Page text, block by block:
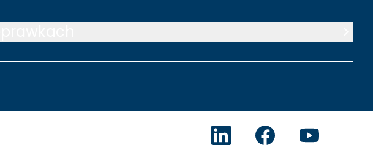
Accens na LinkedIn
FacebookYouTube